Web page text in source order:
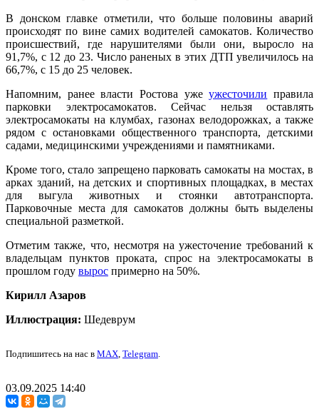
В донском главке отметили, что больше половины аварий
происходят по вине самих водителей самокатов. Количество
происшествий, где нарушителями были они, выросло на
91,7%, с 12 до 23. Число раненых в этих ДТП увеличилось на
66,7%, с 15 до 25 человек.
Напомним, ранее власти Ростова ужеужесточили правила
парковки электросамокатов. Сейчас нельзя оставлять
электросамокаты на клумбах, газонах велодорожках, а также
рядом с остановками общественного транспорта, детскими
садами, медицинскими учреждениями и памятниками.
Кроме того, стало запрещено парковать самокаты на мостах, в
арках зданий, на детских и спортивных площадках, в местах
для выгула животных и стоянки автотранспорта.
Парковочные места для самокатов должны быть выделены
специальной разметкой.
Отметим также, что, несмотря на ужесточение требований к
владельцам пунктов проката, спрос на электросамокаты в
прошлом году вырос примерно на 50%.
Кирилл Азаров
Иллюстрация: Шедеврум
Подпишитесь на нас в MAX, Telegram.
03.09.2025 14:40